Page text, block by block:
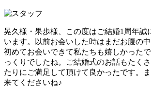
晃久様・果歩様、この度はご結婚1周年誠
います。以前お会いした時はまだお腹の
初めてお会いできて私たちも嬉しかった
っくりでしたね。ご結婚式のお話もたく
たりにご満足して頂けて良かったです。
来てくださいね♪